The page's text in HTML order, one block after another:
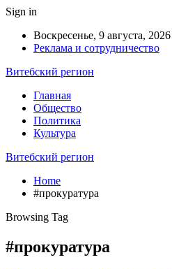
Sign in
Воскресенье, 9 августа, 2026
Реклама и сотрудничество
Витебский регион
Главная
Общество
Политика
Культура
Витебский регион
Home
#прокуратура
Browsing Tag
#прокуратура